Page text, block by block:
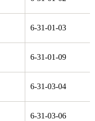
6-31-01-03
6-31-01-09
6-31-03-04
6-31-03-06